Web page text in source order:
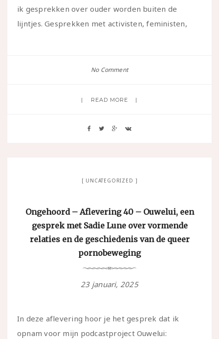
ik gesprekken over ouder worden buiten de
lijntjes. Gesprekken met activisten, feministen,
No Comment
READ MORE
UNCATEGORIZED
Ongehoord – Aflevering 40 – Ouwelui, een
gesprek met Sadie Lune over vormende
relaties en de geschiedenis van de queer
pornobeweging
23 januari, 2025
In deze aflevering hoor je het gesprek dat ik
opnam voor mijn podcastproject Ouwelui: